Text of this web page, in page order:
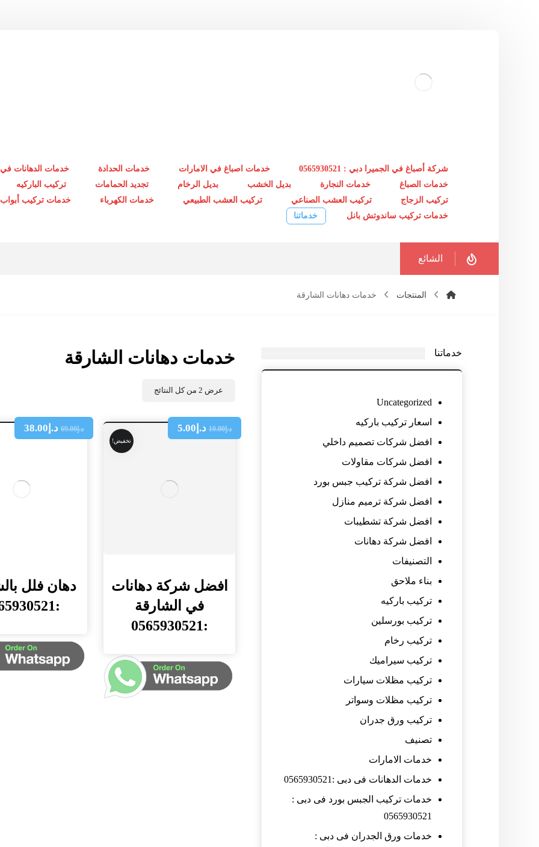
شركة أصباغ في الجميرا دبي : 0565930521 خدمات اصباغ في الامارات خدمات الحدادة
خدمات الدهانات في
خدمات الصباغ
خدمات النجارة بديل الخشب بديل الرخام تجديد الحمامات
تركيب الباركيه
تركيب الزجاج
تركيب العشب الصناعي تركيب العشب الطبيعي خدمات الكهرباء
خدمات تركيب أبواب
خدمات تركيب ساندوتش بانل
خدماتنا
الشائع
المنتجات خدمات دهانات الشارقة
خدمات دهانات الشارقة
عرض ⁦2⁩ من كل النتائج
تخفيض!
افضل شركة دهانات
في الشارقة
:0565930521
د.إ10.00 د.إ 5.00
دهان فلل
:0565930521
د.إ69.00 د.إ 38.00
خدماتنا
Uncategorized
اسعار تركيب باركيه
افضل شركات تصميم داخلي
افضل شركات مقاولات
افضل شركة تركيب جبس بورد
افضل شركة ترميم منازل
افضل شركة تشطيبات
افضل شركة دهانات
التصنيفات
بناء ملاحق
تركيب باركيه
تركيب بورسلين
تركيب رخام
تركيب سيراميك
تركيب مظلات سيارات
تركيب مظلات وسواتر
تركيب ورق جدران
تصنيف
خدمات الامارات
خدمات الدهانات فى دبى :0565930521
خدمات تركيب الجبس بورد فى دبى :
0565930521
خدمات ورق الجدران فى دبى :